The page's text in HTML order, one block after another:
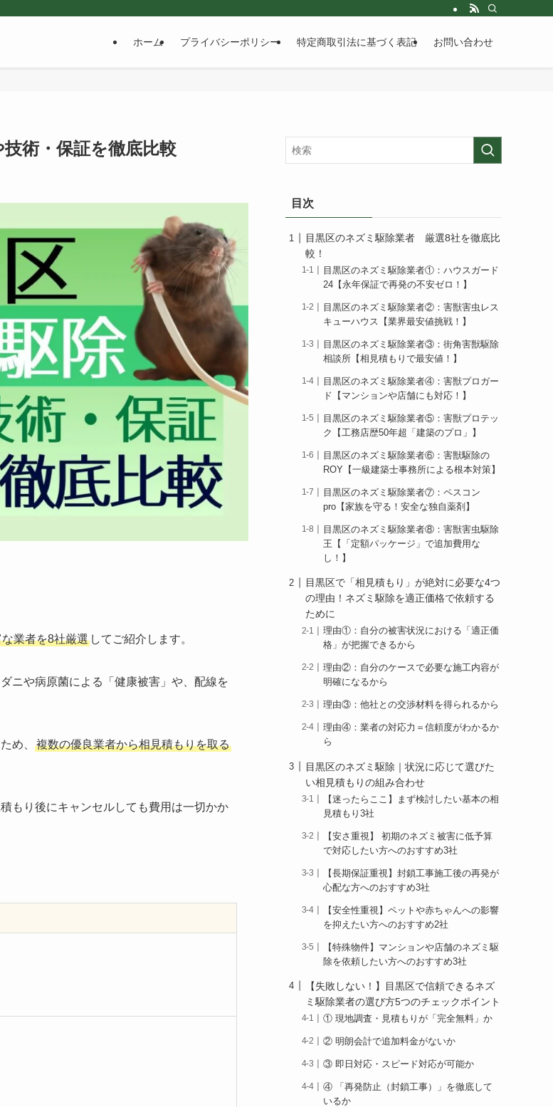
ホーム プライバシーポリシー 特定商取引法に基づく表記 お問い合わせ
術・保証を徹底比較
業者を8社厳選 してご紹介します。
ニや病原菌による「健康被害」や、配線を
め、
複数の優良業者から相見積もりを取る
もり後にキャンセルしても費用は一切かか
目次
目黒区のネズミ駆除業者 厳選8社を徹底比
較！
目黒区のネズミ駆除業者①：ハウスガード
24【永年保証で再発の不安ゼロ！】
目黒区のネズミ駆除業者②：害獣害虫レス
キューハウス【業界最安値挑戦！】
目黒区のネズミ駆除業者③：街角害獣駆除
相談所【相見積もりで最安値！】
目黒区のネズミ駆除業者④：害獣プロガー
ド【マンションや店舗にも対応！】
目黒区のネズミ駆除業者⑤：害獣プロテッ
ク【工務店歴50年超「建築のプロ」】
目黒区のネズミ駆除業者⑥：害獣駆除の
ROY【一級建築士事務所による根本対策】
目黒区のネズミ駆除業者⑦：ペスコン
pro【家族を守る！安全な独自薬剤】
目黒区のネズミ駆除業者⑧：害獣害虫駆除
王【「定額パッケージ」で追加費用な
し！】
目黒区で「相見積もり」が絶対に必要な4つ
の理由！ネズミ駆除を適正価格で依頼する
ために
理由①：自分の被害状況における「適正価
格」が把握できるから
理由②：自分のケースで必要な施工内容が
明確になるから
理由③：他社との交渉材料を得られるから
理由④：業者の対応力＝信頼度がわかるか
ら
目黒区のネズミ駆除｜状況に応じて選びた
い相見積もりの組み合わせ
【迷ったらここ】まず検討したい基本の相
見積もり3社
【安さ重視】 初期のネズミ被害に低予算
で対応したい方へのおすすめ3社
【長期保証重視】封鎖工事施工後の再発が
心配な方へのおすすめ3社
【安全性重視】ペットや赤ちゃんへの影響
を抑えたい方へのおすすめ2社
【特殊物件】マンションや店舗のネズミ駆
除を依頼したい方へのおすすめ3社
【失敗しない！】目黒区で信頼できるネズ
ミ駆除業者の選び方5つのチェックポイント
① 現地調査・見積もりが「完全無料」か
② 明朗会計で追加料金がないか
③ 即日対応・スピード対応が可能か
④ 「再発防止（封鎖工事）」を徹底して
いるか